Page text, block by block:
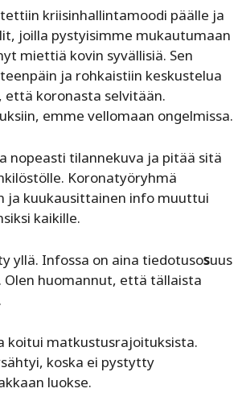
kriisinhallintamoodi päälle ja
joilla pystyisimme mukautumaan
miettiä kovin syvällisiä. Sen
ja rohkaistiin keskustelua
koronasta selvitään.
emme vellomaan ongelmissa.
nopeasti tilannekuva ja pitää sitä
Koronatyöryhmä
ja kuukausittainen info muuttui
kaikille.
yllä. Infossa on aina tiedotusosuus
Olen huomannut, että tällaista
koitui matkustusrajoituksista.
koska ei pystytty
luokse.